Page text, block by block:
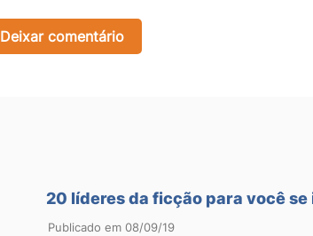
Deixar comentário
20 líderes da ficção para você se
Publicado em 08/09/19